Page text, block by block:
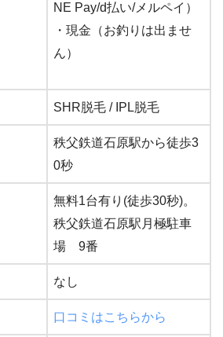
NE Pay/d払い/メルペイ）
・現金（お釣りは出ませ
ん）
SHR脱毛 / IPL脱毛
秩父鉄道石原駅から徒歩3
0秒
無料1台有り(徒歩30秒)。
秩父鉄道石原駅月極駐車
場 9番
なし
口コミはこちらから